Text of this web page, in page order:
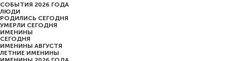
СОБЫТИЯ 2026 ГОДА
ЛЮДИ
РОДИЛИСЬ СЕГОДНЯ
УМЕРЛИ СЕГОДНЯ
ИМЕНИНЫ
CЕГОДНЯ
ИМЕНИНЫ АВГУСТЯ
ЛЕТНИЕ ИМЕНИНЫ